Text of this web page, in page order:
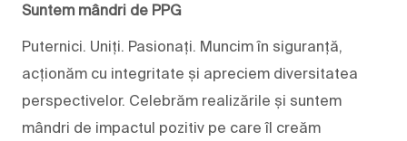
Suntem mândri de PPG
Puternici. Uniți. Pasionați. Muncim în siguranță,
acționăm cu integritate și apreciem diversitatea
perspectivelor. Celebrăm realizările și suntem
mândri de impactul pozitiv pe care îl creăm